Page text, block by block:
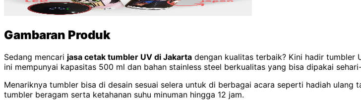
Gambaran Produk
Sedang mencari jasa cetak tumbler UV di Jakarta dengan kualitas terbaik? Kini hadir tumbler
ini mempunyai kapasitas 500 ml dan bahan stainless steel berkualitas yang bisa dipakai
Menariknya tumbler bisa di desain sesuai selera untuk di berbagai acara seperti hadiah
tumbler beragam serta ketahanan suhu minuman hingga 12 jam.